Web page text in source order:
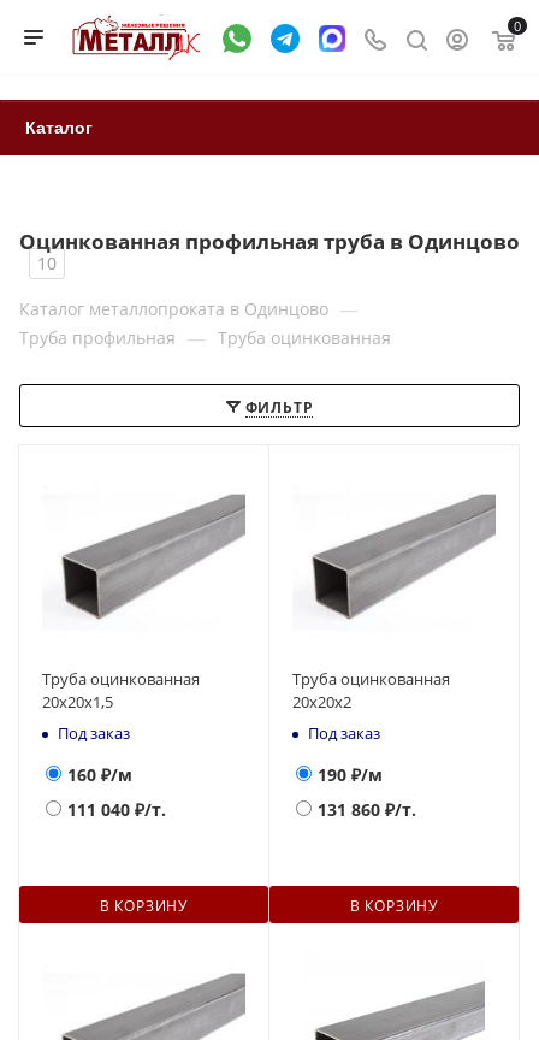
0
Каталог
Оцинкованная профильная труба в Одинцово
10
Каталог металлопроката в Одинцово —
Труба профильная — Труба оцинкованная
ФИЛЬТР
Труба оцинкованная
20x20x1,5
Под заказ
160 ₽/м
111 040 ₽/т.
В КОРЗИНУ
Труба оцинкованная
20x20x2
Под заказ
190 ₽/м
131 860 ₽/т.
В КОРЗИНУ